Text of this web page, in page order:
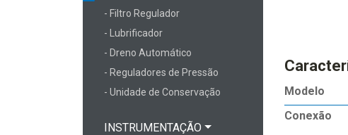
- Filtro Regulador
- Lubrificador
- Dreno Automático
- Reguladores de Pressão
- Unidade de Conservação
INSTRUMENTAÇÃO
Modelo
Conexão